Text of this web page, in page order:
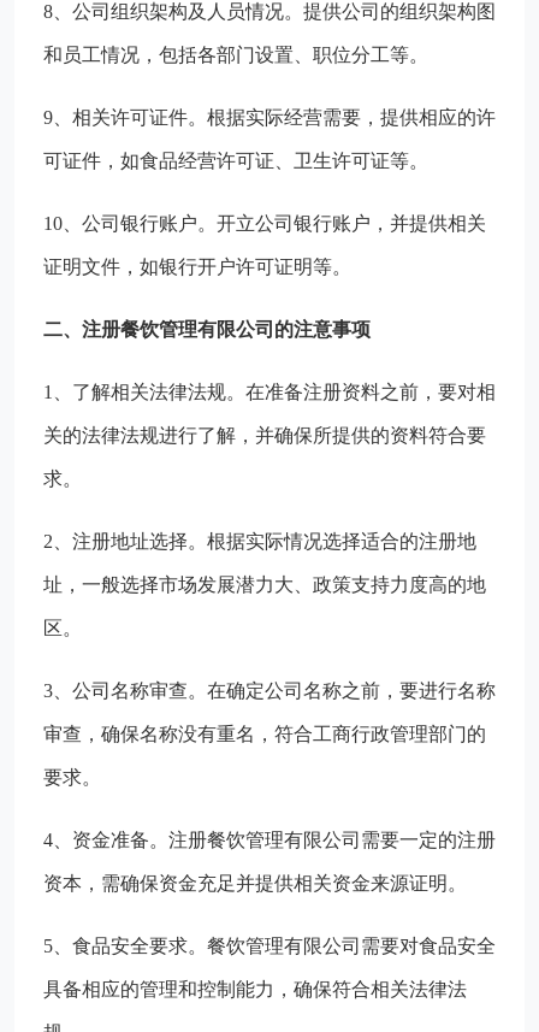
8、公司组织架构及人员情况。提供公司的组织架构图
和员工情况，包括各部门设置、职位分工等。
9、相关许可证件。根据实际经营需要，提供相应的许
可证件，如食品经营许可证、卫生许可证等。
10、公司银行账户。开立公司银行账户，并提供相关
证明文件，如银行开户许可证明等。
二、注册餐饮管理有限公司的注意事项
1、了解相关法律法规。在准备注册资料之前，要对相
关的法律法规进行了解，并确保所提供的资料符合要
求。
2、注册地址选择。根据实际情况选择适合的注册地
址，一般选择市场发展潜力大、政策支持力度高的地
区。
3、公司名称审查。在确定公司名称之前，要进行名称
审查，确保名称没有重名，符合工商行政管理部门的
要求。
4、资金准备。注册餐饮管理有限公司需要一定的注册
资本，需确保资金充足并提供相关资金来源证明。
5、食品安全要求。餐饮管理有限公司需要对食品安全
具备相应的管理和控制能力，确保符合相关法律法